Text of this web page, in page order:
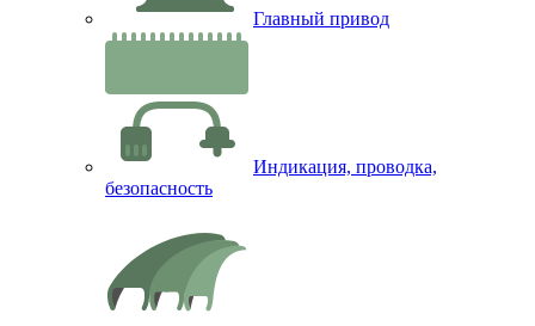
Главный привод
Индикация, проводка,
безопасность